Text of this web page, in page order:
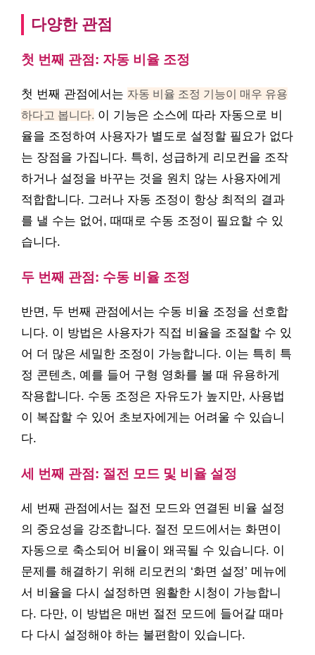
다양한 관점
첫 번째 관점: 자동 비율 조정
첫 번째 관점에서는 자동 비율 조정 기능이 매우 유용
하다고 봅니다. 이 기능은 소스에 따라 자동으로 비
율을 조정하여 사용자가 별도로 설정할 필요가 없다
는 장점을 가집니다. 특히, 성급하게 리모컨을 조작
하거나 설정을 바꾸는 것을 원치 않는 사용자에게
적합합니다. 그러나 자동 조정이 항상 최적의 결과
를 낼 수는 없어, 때때로 수동 조정이 필요할 수 있
습니다.
두 번째 관점: 수동 비율 조정
반면, 두 번째 관점에서는 수동 비율 조정을 선호합
니다. 이 방법은 사용자가 직접 비율을 조절할 수 있
어 더 많은 세밀한 조정이 가능합니다. 이는 특히 특
정 콘텐츠, 예를 들어 구형 영화를 볼 때 유용하게
작용합니다. 수동 조정은 자유도가 높지만, 사용법
이 복잡할 수 있어 초보자에게는 어려울 수 있습니
다.
세 번째 관점: 절전 모드 및 비율 설정
세 번째 관점에서는 절전 모드와 연결된 비율 설정
의 중요성을 강조합니다. 절전 모드에서는 화면이
자동으로 축소되어 비율이 왜곡될 수 있습니다. 이
문제를 해결하기 위해 리모컨의 ‘화면 설정’ 메뉴에
서 비율을 다시 설정하면 원활한 시청이 가능합니
다. 다만, 이 방법은 매번 절전 모드에 들어갈 때마
다 다시 설정해야 하는 불편함이 있습니다.